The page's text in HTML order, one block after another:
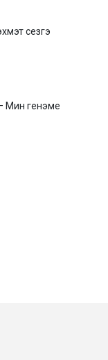
сезгэ
Мин генэме